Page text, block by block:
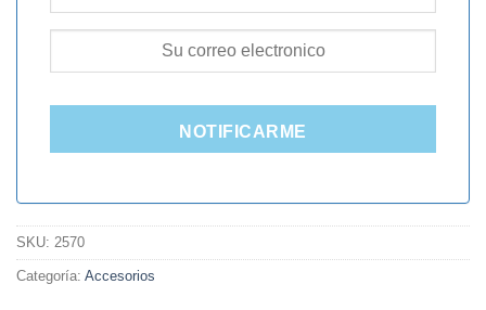
NOTIFICARME
SKU: 2570
Categoría: Accesorios